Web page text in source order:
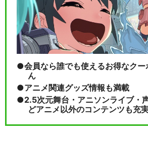
会員なら誰でも使えるお得なクー
ん
アニメ関連グッズ情報も満載
2.5次元舞台・アニソンライブ・
どアニメ以外のコンテンツも充